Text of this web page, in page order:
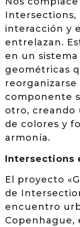
Intersections,
interacción y
entrelazan.
en un
geométricas
reorganizarse
componente
otro, creando
de colores y
armonía.
Intersections
El proyecto
de
encuentro
Copenhague,